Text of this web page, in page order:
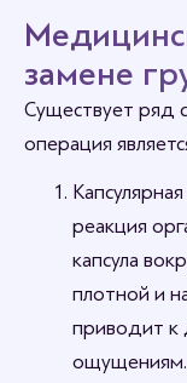
замене
Существует ряд
операция
реакция
капсула
плотной и
приводит к
ощущениям.